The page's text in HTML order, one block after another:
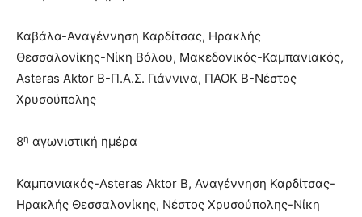
Καβάλα-Αναγέννηση Καρδίτσας, Ηρακλής
Θεσσαλονίκης-Νίκη Βόλου, Μακεδονικός-Καμπανιακός,
Asteras Aktor Β-Π.Α.Σ. Γιάννινα, ΠΑΟΚ Β-Νέστος
Χρυσούπολης
8η αγωνιστική ημέρα
Καμπανιακός-Asteras Aktor Β, Αναγέννηση Καρδίτσας-
Ηρακλής Θεσσαλονίκης, Νέστος Χρυσούπολης-Νίκη